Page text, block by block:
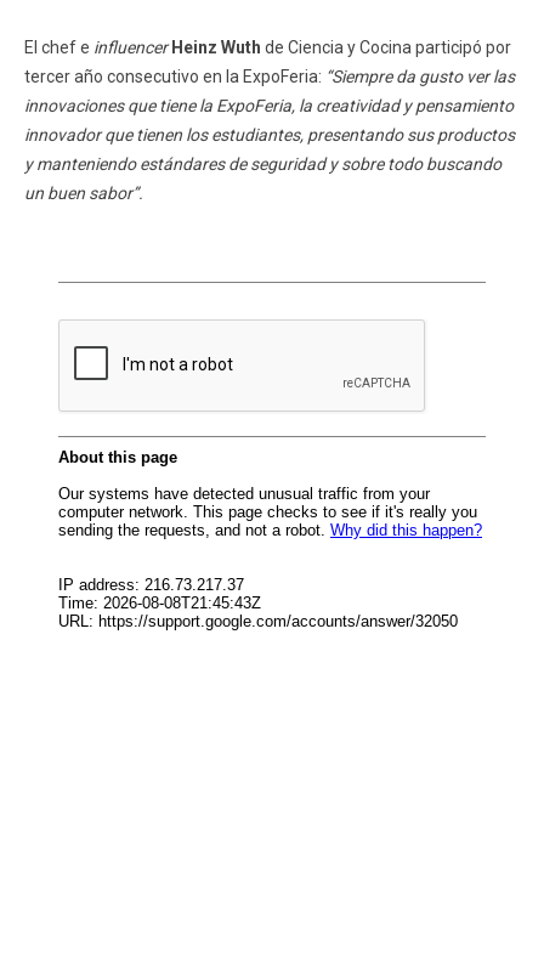
El chef e influencerHeinz Wuth de Ciencia y Cocina participó por
tercer año consecutivo en la ExpoFeria: “Siempre da gusto ver las
innovaciones que tiene la ExpoFeria, la creatividad y pensamiento
innovador que tienen los estudiantes, presentando sus productos
y manteniendo estándares de seguridad y sobre todo buscando
un buen sabor”.